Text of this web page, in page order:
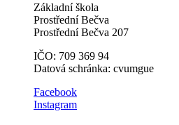
Základní škola
Prostřední Bečva
Prostřední Bečva 207
IČO: 709 369 94
Datová schránka: cvumgue
​​Facebook
Instagram